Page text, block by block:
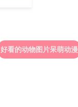
好看的动物图片呆萌动漫